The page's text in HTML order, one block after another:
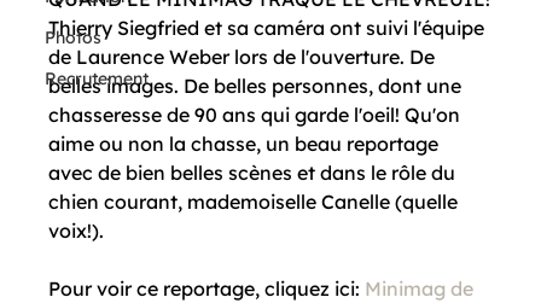
Photos
Recrutement
Thierry Siegfried et sa caméra ont suivi l'équipe
de Laurence Weber lors de l'ouverture. De
belles images. De belles personnes, dont une
chasseresse de 90 ans qui garde l'oeil! Qu'on
aime ou non la chasse, un beau reportage
avec de bien belles scènes et dans le rôle du
chien courant, mademoiselle Canelle (quelle
voix!).
Pour voir ce reportage, cliquez ici: Minimag de